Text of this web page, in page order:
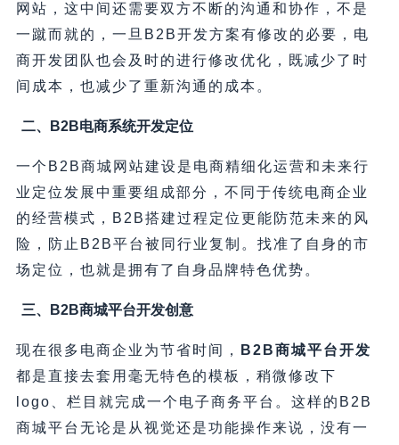
网站，这中间还需要双方不断的沟通和协作，不是
一蹴而就的，一旦B2B开发方案有修改的必要，电
商开发团队也会及时的进行修改优化，既减少了时
间成本，也减少了重新沟通的成本。
二、B2B电商系统开发定位
一个B2B商城网站建设是电商精细化运营和未来行
业定位发展中重要组成部分，不同于传统电商企业
的经营模式，B2B搭建过程定位更能防范未来的风
险，防止B2B平台被同行业复制。找准了自身的市
场定位，也就是拥有了自身品牌特色优势。
三、B2B商城平台开发创意
现在很多电商企业为节省时间，
B2B商城平台开发
都是直接去套用毫无特色的模板，稍微修改下
logo、栏目就完成一个电子商务平台。这样的B2B
商城平台无论是从视觉还是功能操作来说，没有一